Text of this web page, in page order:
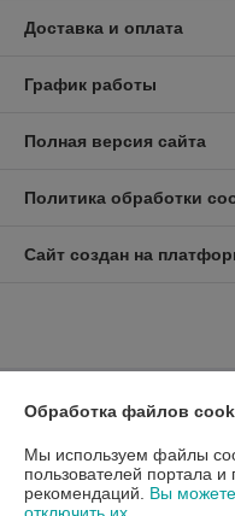
Доставка и оплата
График работы
Полная версия сайта
Политика обработки
Сайт создан на
Информация для покупателя
Индивидуальный
Михайловна
Пушкина 22а/5
Обработка файлов
Мы используем файлы
пользователей портала
рекомендаций. Вы